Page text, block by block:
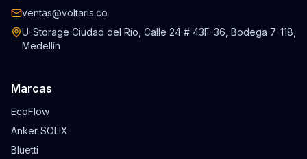
ventas@voltaris.co
U-Storage Ciudad del Río, Calle 24 # 43F-36, Bodega 7-118,
Medellín
Marcas
EcoFlow
Anker SOLIX
Bluetti